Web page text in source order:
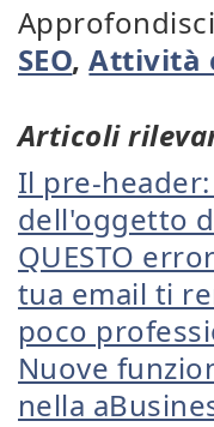
SEO,Attività
Articoli
Il pre-
dell'oggetto
QUESTO
tua email ti
poco
Nuove
nella